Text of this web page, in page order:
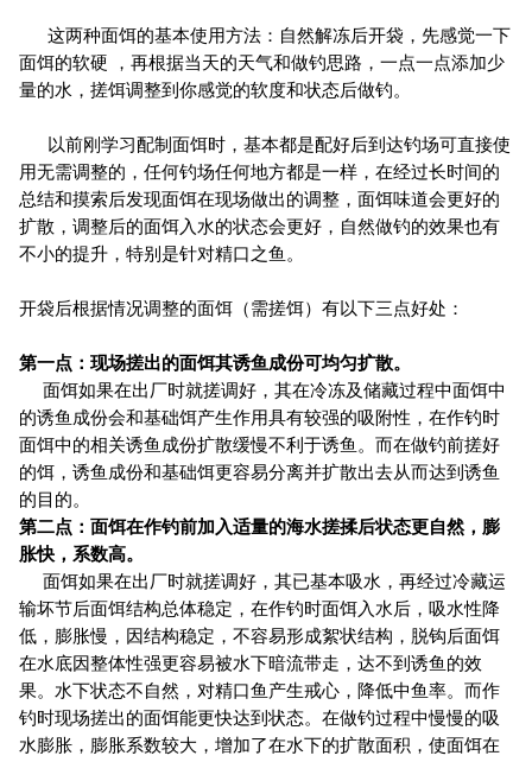
这两种面饵的基本使用方法：自然解冻后开袋，先感觉一下
面饵的软硬 ，再根据当天的天气和做钓思路，一点一点添加少
量的水，搓饵调整到你感觉的软度和状态后做钓。
以前刚学习配制面饵时，基本都是配好后到达钓场可直接使
用无需调整的，任何钓场任何地方都是一样，在经过长时间的
总结和摸索后发现面饵在现场做出的调整，面饵味道会更好的
扩散，调整后的面饵入水的状态会更好，自然做钓的效果也有
不小的提升，特别是针对精口之鱼。
开袋后根据情况调整的面饵（需搓饵）有以下三点好处：
第一点：现场搓出的面饵其诱鱼成份可均匀扩散。
面饵如果在出厂时就搓调好，其在冷冻及储藏过程中面饵中
的诱鱼成份会和基础饵产生作用具有较强的吸附性，在作钓时
面饵中的相关诱鱼成份扩散缓慢不利于诱鱼。而在做钓前搓好
的饵，诱鱼成份和基础饵更容易分离并扩散出去从而达到诱鱼
的目的。
第二点：面饵在作钓前加入适量的海水搓揉后状态更自然，膨
胀快，系数高。
面饵如果在出厂时就搓调好，其已基本吸水，再经过冷藏运
输坏节后面饵结构总体稳定，在作钓时面饵入水后，吸水性降
低，膨胀慢，因结构稳定，不容易形成絮状结构，脱钩后面饵
在水底因整体性强更容易被水下暗流带走，达不到诱鱼的效
果。水下状态不自然，对精口鱼产生戒心，降低中鱼率。而作
钓时现场搓出的面饵能更快达到状态。在做钓过程中慢慢的吸
水膨胀，膨胀系数较大，增加了在水下的扩散面积，使面饵在